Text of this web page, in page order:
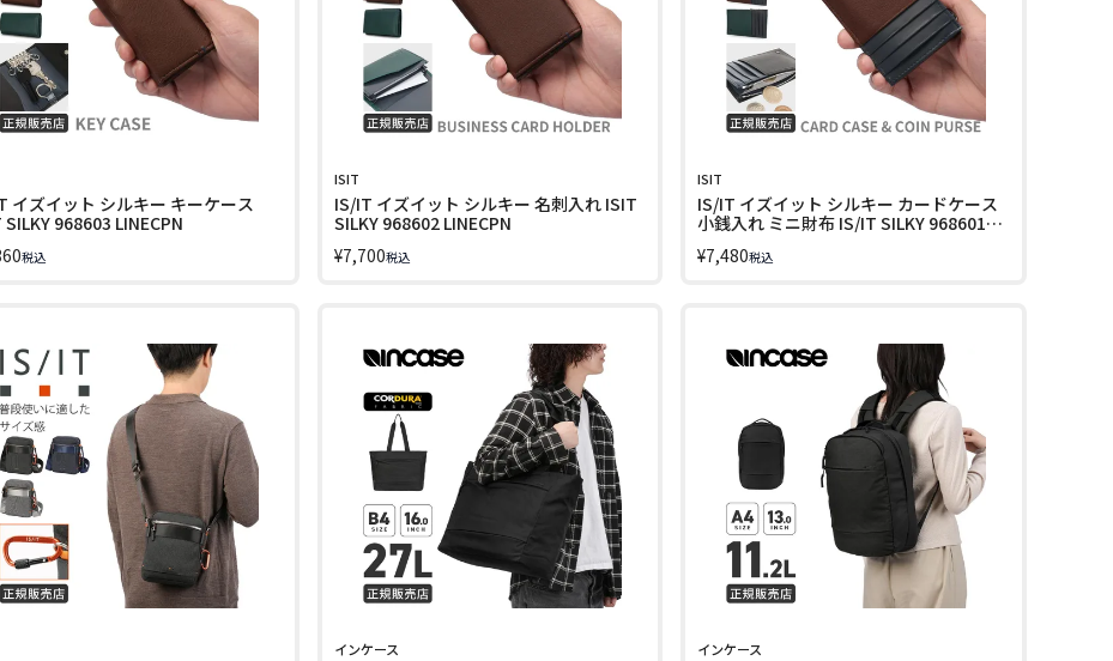
イズイット シルキー キーケース
SILKY 968603 LINECPN
税込
ISIT
IS/IT イズイット シルキー 名刺入れ ISIT
SILKY 968602 LINECPN
¥7,700税込
ISIT
IS/IT イズイット シルキー カードケース
小銭入れ ミニ財布 IS/IT SILKY 968601
¥7,480税込
インケース インケース